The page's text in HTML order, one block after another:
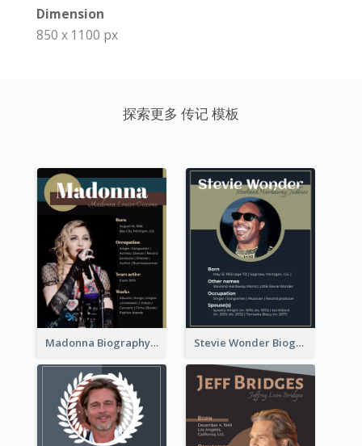
Dimension
850 x 1100 px
探索更多 传记 模板
Madonna Biography Stevie Wonder Biography